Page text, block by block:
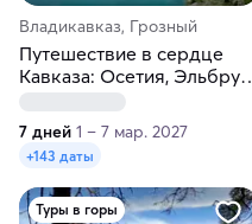
Владикавказ, Грозный
Путешествие в сердце
Кавказа: Осетия, Эльбрус,
7 дней 1 – 7 мар. 2027
+143 даты
Туры в горы